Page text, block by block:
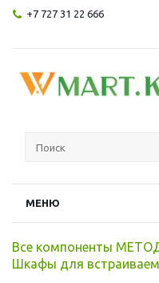
+7 727 31 22 666
МЕНЮ
Все компоненты
Шкафы для